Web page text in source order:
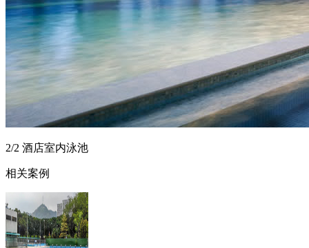
2/2 酒店室内泳池
相关案例